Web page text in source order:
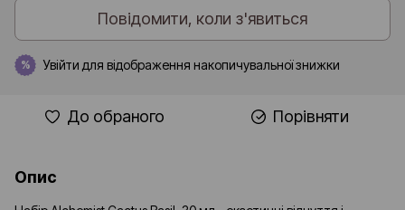
Повідомити, коли з'явиться
% Увійти для відображення накопичувальної знижки
До обраного Порівняти
Опис